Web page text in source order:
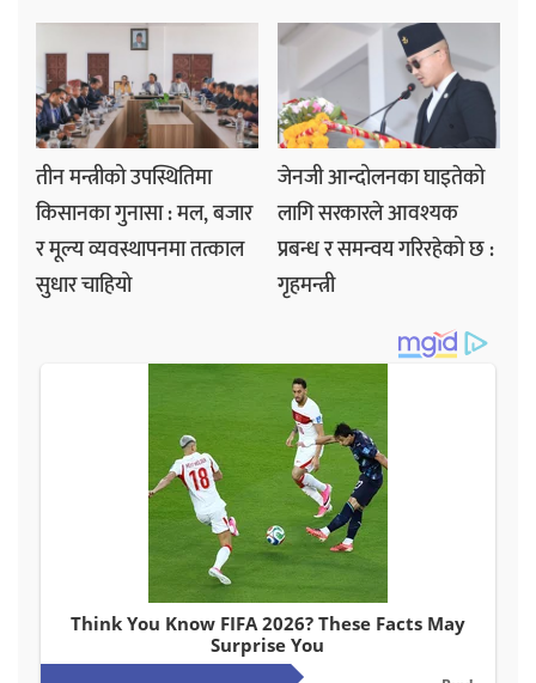
तीन मन्त्रीको उपस्थितिमा
किसानका गुनासा : मल, बजार
र मूल्य व्यवस्थापनमा तत्काल
सुधार चाहियो
जेनजी आन्दोलनका घाइतेको
लागि सरकारले आवश्यक
प्रबन्ध र समन्वय गरिरहेको छ :
गृहमन्त्री